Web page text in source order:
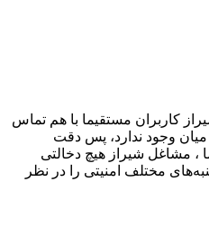
کاربران مستقیما با هم تماس
وجود ندارد، پس دقت
، مشاغل شیراز هیچ دخالتی
مختلف امنیتی را در نظر